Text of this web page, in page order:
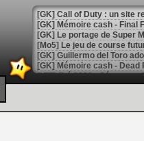
[GK] Le portage de Super
[Mo5] Le jeu de course
[GK] Guillermo del Toro
[LTF] Eté 2026 - Séquence
[GK] Mistfall Hunter :
[GK] Wo Long 2 évolue
[GK] Crossfire : un TPS à
[LS] [PS5] Premiers